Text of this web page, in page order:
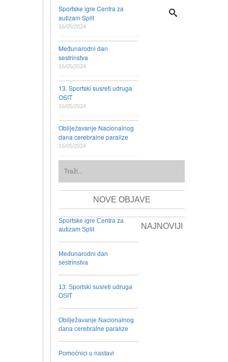
Sportske igre Centra za
autizam Split
16/05/2024
Međunarodni dan
sestrinstva
16/05/2024
13. Sportski susreti udruga
OSIT
16/05/2024
Obilježavanje Nacionalnog
dana cerebralne paralize
16/05/2024
NOVE OBJAVE
Sportske igre Centra za
autizam Split
Međunarodni dan
sestrinstva
13. Sportski susreti udruga
OSIT
Obilježavanje Nacionalnog
dana cerebralne paralize
Pomoćnici u nastavi
NAJNOVIJI